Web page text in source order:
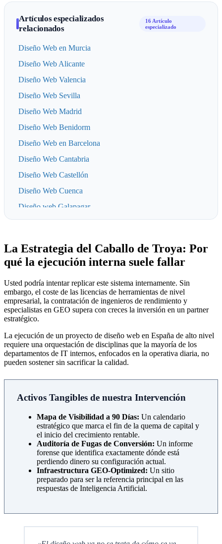
Artículos especializados
relacionados
16 Artículo
especializado
Diseño Web en Murcia
Diseño Web Alicante
Diseño Web Valencia
Diseño Web Sevilla
Diseño Web Madrid
Diseño Web Benidorm
Diseño Web en Barcelona
Diseño Web Cantabria
Diseño Web Castellón
Diseño Web Cuenca
Diseño web Galapagar
Diseño Web Teruel
Diseño web Álava
Diseño Web en Alcorcón
Diseño web Lugo
La Estrategia del Caballo de Troya: Por
qué la ejecución interna suele fallar
Usted podría intentar replicar este sistema internamente. Sin
embargo, el coste de las licencias de herramientas de nivel
empresarial, la contratación de ingenieros de rendimiento y
especialistas en GEO supera con creces la inversión en un partner
estratégico.
La ejecución de un proyecto de diseño web en España de alto nivel
requiere una orquestación de disciplinas que la mayoría de los
departamentos de IT internos, enfocados en la operativa diaria, no
pueden sostener sin sacrificar la calidad.
Activos Tangibles de nuestra Intervención
Mapa de Visibilidad a 90 Días: Un calendario
estratégico que marca el fin de la quema de capital y
el inicio del crecimiento rentable.
Auditoría de Fugas de Conversión: Un informe
forense que identifica exactamente dónde está
perdiendo dinero su configuración actual.
Infraestructura GEO-Optimized: Un sitio
preparado para ser la referencia principal en las
respuestas de Inteligencia Artificial.